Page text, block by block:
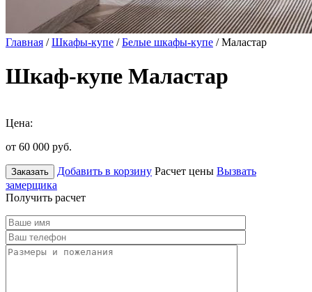
Главная /Шкафы-купе /Белые шкафы-купе / Маластар
Шкаф-купе Маластар
Цена:
от 60 000 руб.
Заказать Добавить в корзину Расчет цены Вызвать
замерщика
Получить расчет